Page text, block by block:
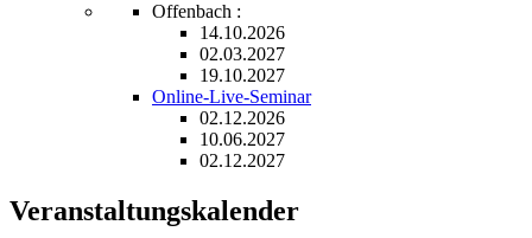
Offenbach :
14.10.2026
02.03.2027
19.10.2027
Online-Live-Seminar
02.12.2026
10.06.2027
02.12.2027
Veranstaltungskalender